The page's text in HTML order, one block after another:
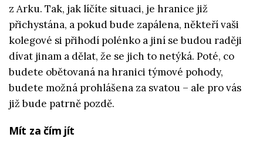
z Arku. Tak, jak líčíte situaci, je hranice již
přichystána, a pokud bude zapálena, někteří vaši
kolegové si přihodí polénko a jiní se budou raději
dívat jinam a dělat, že se jich to netýká. Poté, co
budete obětovaná na hranici týmové pohody,
budete možná prohlášena za svatou – ale pro vás
již bude patrně pozdě.
Mít za čím jít